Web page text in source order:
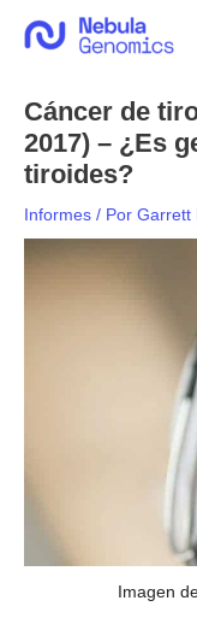
Cáncer de
2017) – ¿Es
tiroides?
Informes / Por Garrett
Imagen